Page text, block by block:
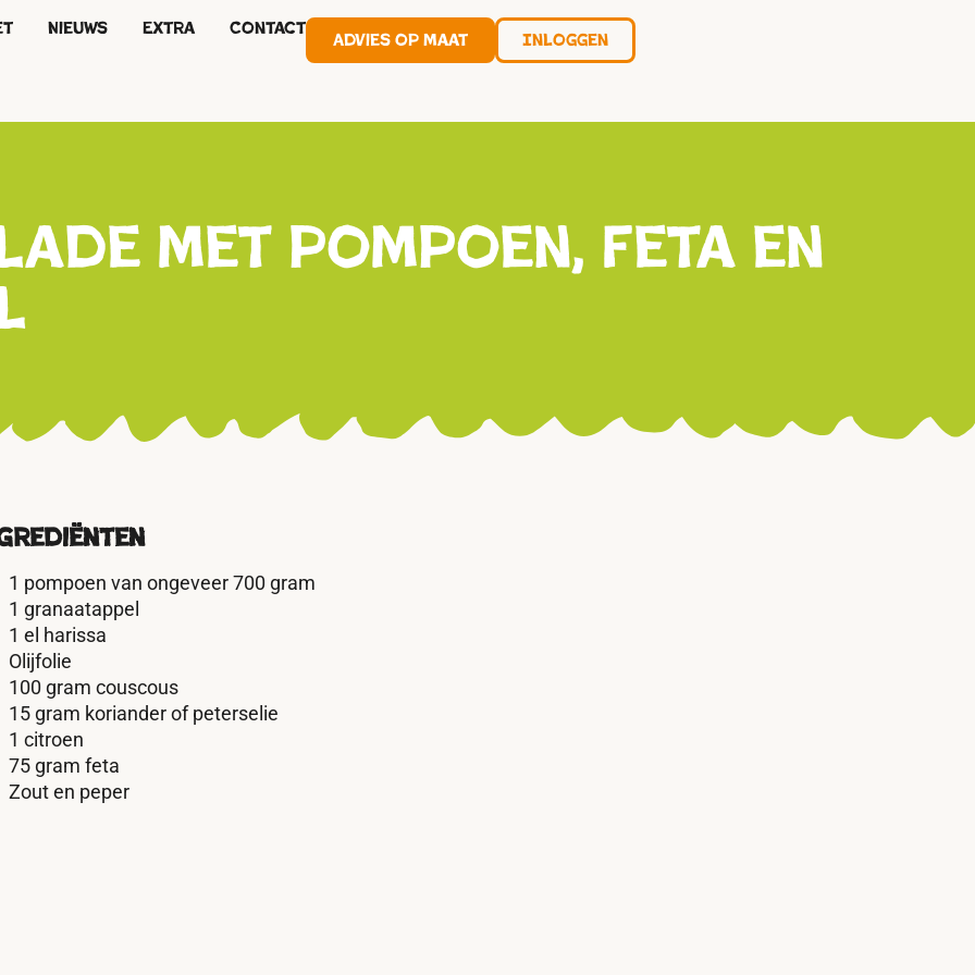
Nieuws Extra Contact
Advies op maat Inloggen
met pompoen, feta en
1 pompoen van ongeveer 700 gram
1 granaatappel
1 el harissa
Olijfolie
100 gram couscous
15 gram koriander of peterselie
1 citroen
75 gram feta
Zout en peper